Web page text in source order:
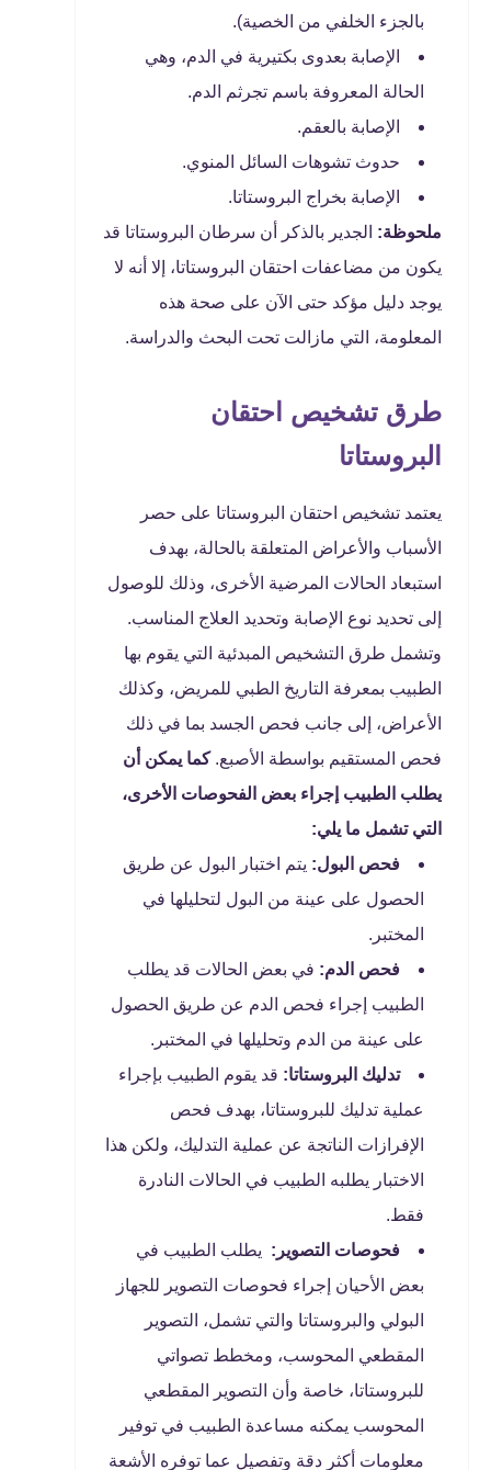
بالجزء الخلفي من الخصية).
الإصابة بعدوى بكتيرية في الدم، وهي
الحالة المعروفة باسم تجرثم الدم.
الإصابة بالعقم.
حدوث تشوهات السائل المنوي.
الإصابة بخراج البروستاتا.
ملحوظة: الجدير بالذكر أن سرطان البروستاتا قد
يكون من مضاعفات احتقان البروستاتا، إلا أنه لا
يوجد دليل مؤكد حتى الآن على صحة هذه
المعلومة، التي مازالت تحت البحث والدراسة.
طرق تشخيص احتقان
البروستاتا
يعتمد تشخيص احتقان البروستاتا على حصر
الأسباب والأعراض المتعلقة بالحالة، بهدف
استبعاد الحالات المرضية الأخرى، وذلك للوصول
إلى تحديد نوع الإصابة وتحديد العلاج المناسب.
وتشمل طرق التشخيص المبدئية التي يقوم بها
الطبيب بمعرفة التاريخ الطبي للمريض، وكذلك
الأعراض، إلى جانب فحص الجسد بما في ذلك
فحص المستقيم بواسطة الأصبع.كما يمكن أن
يطلب الطبيب إجراء بعض الفحوصات الأخرى،
التي تشمل ما يلي:
فحص البول: يتم اختبار البول عن طريق
الحصول على عينة من البول لتحليلها في
المختبر.
فحص الدم: في بعض الحالات قد يطلب
الطبيب إجراء فحص الدم عن طريق الحصول
على عينة من الدم وتحليلها في المختبر.
تدليك البروستاتا: قد يقوم الطبيب بإجراء
عملية تدليك للبروستاتا، بهدف فحص
الإفرازات الناتجة عن عملية التدليك، ولكن هذا
الاختبار يطلبه الطبيب في الحالات النادرة
فقط.
فحوصات التصوير: يطلب الطبيب في
بعض الأحيان إجراء فحوصات التصوير للجهاز
البولي والبروستاتا والتي تشمل، التصوير
المقطعي المحوسب، ومخطط تصواتي
للبروستاتا، خاصة وأن التصوير المقطعي
المحوسب يمكنه مساعدة الطبيب في توفير
معلومات أكثر دقة وتفصيل عما توفره الأشعة